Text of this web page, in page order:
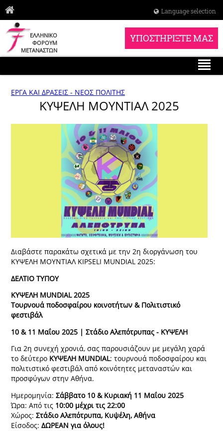
Language selection
ΕΛΛΗΝΙΚΟ
ΦΟΡΟΥΜ
ΜΕΤΑΝΑΣΤΩΝ
ΥΠΟΣΤΗΡΙΞΤΕ ΜΑΣ
ΕΡΓΑ ΚΑΙ ΔΡΑΣΕΙΣ - ΝΕΟΣ ΠΟΛΙΤΗΣ
ΚΥΨΕΛΗ ΜΟΥΝΤΙΑΛ 2025
Διαβάστε παρακάτω σχετικά με την 2η διοργάνωση του
ΚΥΨΕΛΗ ΜΟΥΝΤΙΑΛ KIPSELI MUNDIAL 2025:
ΔΕΛΤΙΟ ΤΥΠΟΥ
ΚΥΨΕΛΗ MUNDIAL 2025
Τουρνουά ποδοσφαίρου κοινοτήτων & Πολιτιστικό
φεστιβάλ
10 & 11 Μαΐου 2025 | Στάδιο Αλεπότρυπας - ΚΥΨΕΛΗ
Για 2η συνεχή χρονιά, σας παρουσιάζουν με μεγάλη χαρά
το δεύτερο ΚΥΨΕΛΗ MUNDIAL: τουρνουά ποδοσφαίρου και
πολιτιστικό φεστιβάλ από κοινότητες μεταναστών και
προσφύγων στην Αθήνα.
Ημερομηνία: Σάββατο 10 & Κυριακή 11 Μαΐου 2025
Ώρα: Από τις 10:00 μέχρι τις 22:00
Χώρος: Στάδιο Αλεπότρυπα, Κυψέλη, Αθήνα
Είσοδος: ΔΩΡΕΑΝ για όλους!